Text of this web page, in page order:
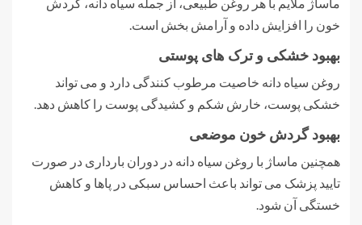
خون را افزایش داده و آرامش بخش است.
بهبود خشکی و ترک های پوستی
روغن سیاه دانه خاصیت مرطوب کنندگی دارد و می تواند
خشکی پوست، خارش شکم و کشیدگی پوست را کاهش دهد.
بهبود گردش خون موضعی
همچنین ماساژ با روغن سیاه دانه در دوران بارداری در صورت
تایید پزشک می تواند باعث احساس سبکی در پاها و کاهش
خستگی آن شود.